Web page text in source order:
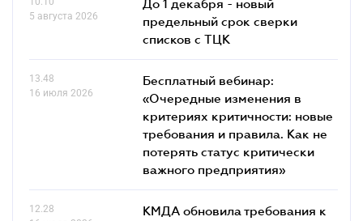
5 августа 2026
До 1 декабря - новый
предельный срок сверки
списков c ТЦК
13.48
16 июля 2026
Бесплатный вебинар:
«Очередные изменения в
критериях критичности: новые
требования и правила. Как не
потерять статус критически
важного предприятия»
12.28
КМДА обновила требования к